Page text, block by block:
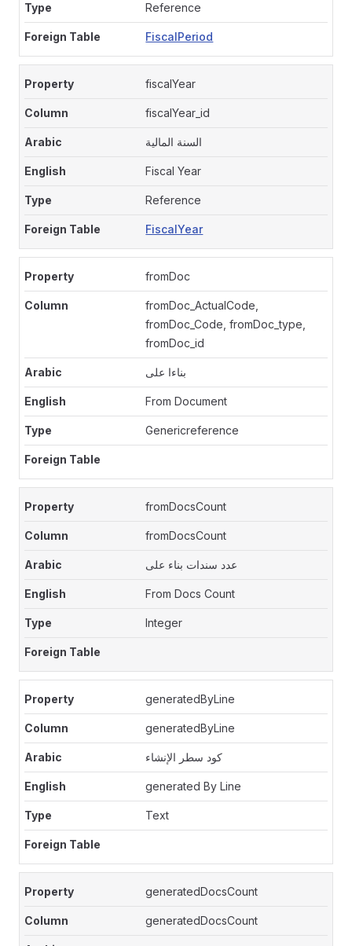
Reference
FiscalPeriod
fiscalYear
fiscalYear_id
السنة المالية
Fiscal Year
Reference
FiscalYear
fromDoc
fromDoc_ActualCode,
fromDoc_Code, fromDoc_type,
fromDoc_id
بناءا على
From Document
Genericreference
fromDocsCount
fromDocsCount
عدد سندات بناء على
From Docs Count
Integer
generatedByLine
generatedByLine
كود سطر الإنشاء
generated By Line
Text
generatedDocsCount
generatedDocsCount